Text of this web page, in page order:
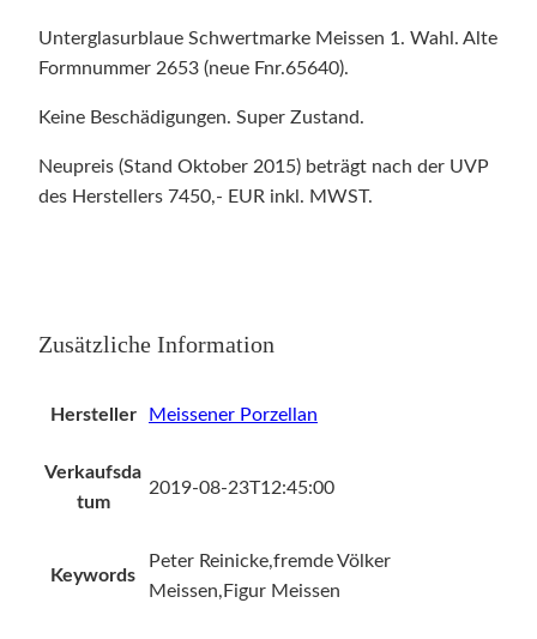
s
e
.
W
J
p
e
i
n
Unterglasurblaue Schwertmarke Meissen 1. Wahl. Alte
Formnummer 2653 (neue Fnr.65640).
Keine Beschädigungen. Super Zustand.
Neupreis (Stand Oktober 2015) beträgt nach der UVP
des Herstellers 7450,- EUR inkl. MWST.
Zusätzliche Information
Hersteller Meissener Porzellan
Verkaufsda
tum
2019-08-23T12:45:00
Keywords
Peter Reinicke,fremde Völker
Meissen,Figur Meissen